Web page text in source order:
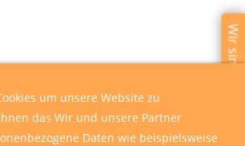
Wir sind für Sie da
um unsere Website zu
das Wir und unsere Partner
Daten wie beispielsweise